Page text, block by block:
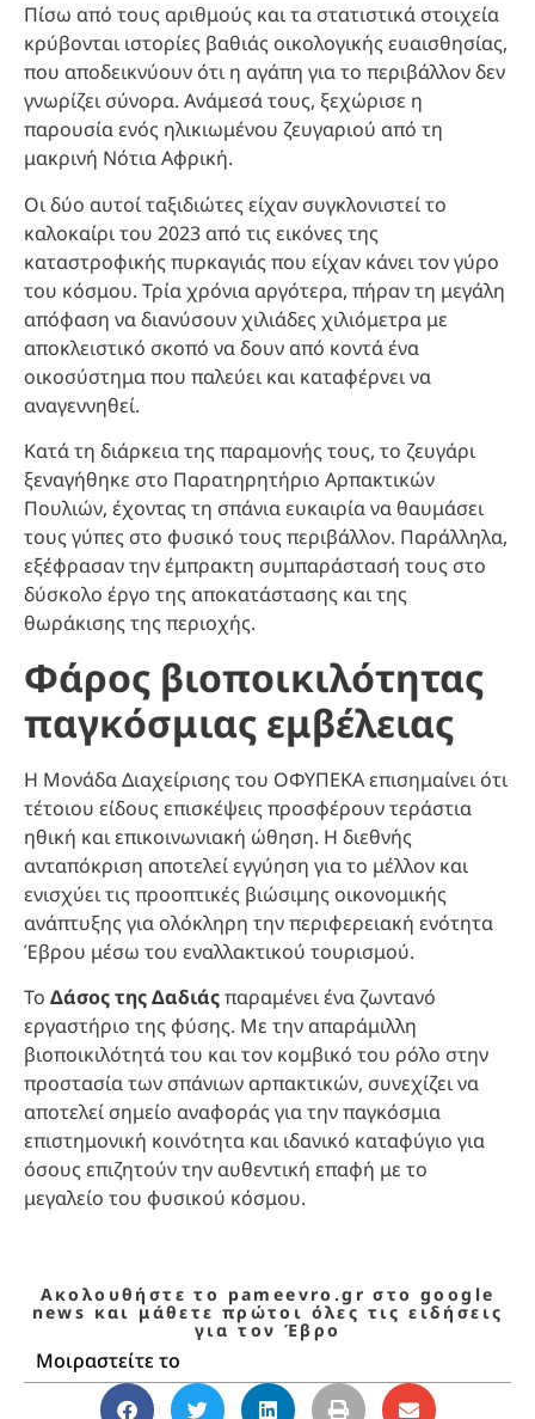
Πίσω από τους αριθμούς και τα στατιστικά στοιχεία
κρύβονται ιστορίες βαθιάς οικολογικής ευαισθησίας,
που αποδεικνύουν ότι η αγάπη για το περιβάλλον δεν
γνωρίζει σύνορα. Ανάμεσά τους, ξεχώρισε η
παρουσία ενός ηλικιωμένου ζευγαριού από τη
μακρινή Νότια Αφρική.
Οι δύο αυτοί ταξιδιώτες είχαν συγκλονιστεί το
καλοκαίρι του 2023 από τις εικόνες της
καταστροφικής πυρκαγιάς που είχαν κάνει τον γύρο
του κόσμου. Τρία χρόνια αργότερα, πήραν τη μεγάλη
απόφαση να διανύσουν χιλιάδες χιλιόμετρα με
αποκλειστικό σκοπό να δουν από κοντά ένα
οικοσύστημα που παλεύει και καταφέρνει να
αναγεννηθεί.
Κατά τη διάρκεια της παραμονής τους, το ζευγάρι
ξεναγήθηκε στο Παρατηρητήριο Αρπακτικών
Πουλιών, έχοντας τη σπάνια ευκαιρία να θαυμάσει
τους γύπες στο φυσικό τους περιβάλλον. Παράλληλα,
εξέφρασαν την έμπρακτη συμπαράστασή τους στο
δύσκολο έργο της αποκατάστασης και της
θωράκισης της περιοχής.
Φάρος βιοποικιλότητας
παγκόσμιας εμβέλειας
Η Μονάδα Διαχείρισης του ΟΦΥΠΕΚΑ επισημαίνει ότι
τέτοιου είδους επισκέψεις προσφέρουν τεράστια
ηθική και επικοινωνιακή ώθηση. Η διεθνής
ανταπόκριση αποτελεί εγγύηση για το μέλλον και
ενισχύει τις προοπτικές βιώσιμης οικονομικής
ανάπτυξης για ολόκληρη την περιφερειακή ενότητα
Έβρου μέσω του εναλλακτικού τουρισμού.
Το Δάσος της Δαδιάςπαραμένει ένα ζωντανό
εργαστήριο της φύσης. Με την απαράμιλλη
βιοποικιλότητά του και τον κομβικό του ρόλο στην
προστασία των σπάνιων αρπακτικών, συνεχίζει να
αποτελεί σημείο αναφοράς για την παγκόσμια
επιστημονική κοινότητα και ιδανικό καταφύγιο για
όσους επιζητούν την αυθεντική επαφή με το
μεγαλείο του φυσικού κόσμου.
Ακολουθήστε το pameevro.gr στο google
news και μάθετε πρώτοι όλες τις ειδήσεις
για τον Έβρο
Μοιραστείτε το